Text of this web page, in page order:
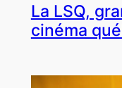
La LSQ,
cinéma